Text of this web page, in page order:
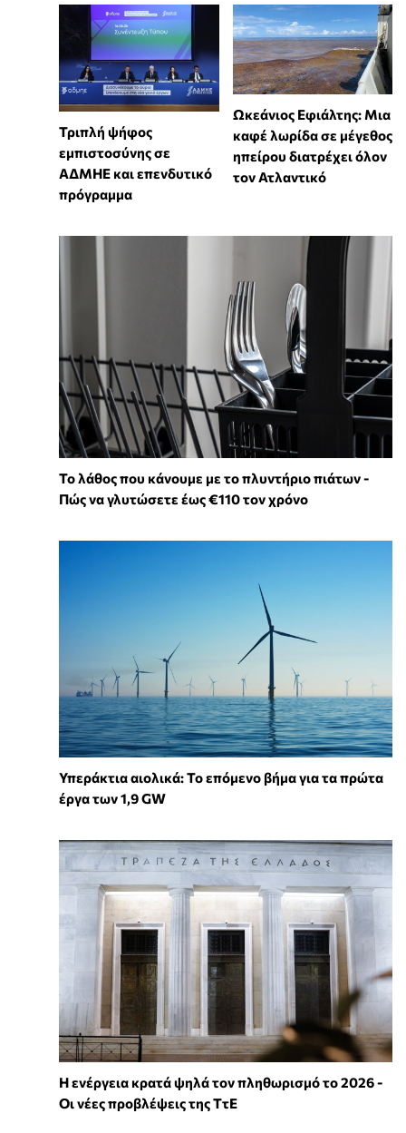
Τριπλή ψήφος
εμπιστοσύνης σε
ΑΔΜΗΕ και επενδυτικό
πρόγραμμα
Ωκεάνιος Εφιάλτης: Μια
καφέ λωρίδα σε μέγεθος
ηπείρου διατρέχει όλον
τον Ατλαντικό
Το λάθος που κάνουμε με το πλυντήριο πιάτων -
Πώς να γλυτώσετε έως €110 τον χρόνο
Υπεράκτια αιολικά: Το επόμενο βήμα για τα πρώτα
έργα των 1,9 GW
Η ενέργεια κρατά ψηλά τον πληθωρισμό το 2026 -
Οι νέες προβλέψεις της ΤτΕ